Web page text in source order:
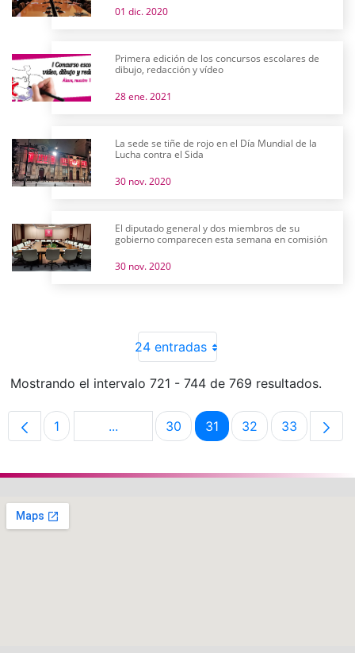
01 dic. 2020
Primera edición de los concursos escolares de
dibujo, redacción y vídeo
28 ene. 2021
La sede se tiñe de rojo en el Día Mundial de la
Lucha contra el Sida
30 nov. 2020
El diputado general y dos miembros de su
gobierno comparecen esta semana en comisión
30 nov. 2020
24 entradas
Mostrando el intervalo 721 - 744 de 769 resultados.
Página
1 ...Páginas intermedias Use TAB para
Página
30 Página
31 Página
32 Página
33